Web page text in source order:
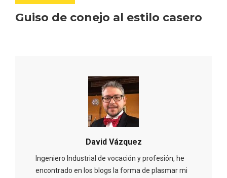
Guiso de conejo al estilo casero
David Vázquez
Ingeniero Industrial de vocación y profesión, he
encontrado en los blogs la forma de plasmar mi
Disfrutar de la Semana Santa en Rueda